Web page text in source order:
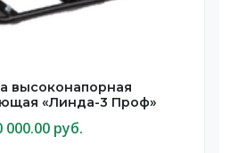
высоконапорная
«Линда-3 Проф»
000.00 руб.